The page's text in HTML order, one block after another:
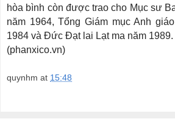
hòa bình còn được trao cho Mục sư
năm 1964, Tổng Giám mục Anh
1984 và Đức Đạt lai Lạt ma năm 1989.
(phanxico.vn)
quynhm at 15:48